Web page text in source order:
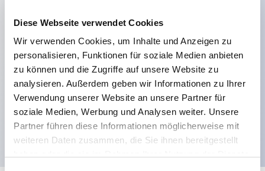
Diese Webseite verwendet Cookies
Wir verwenden Cookies, um Inhalte und Anzeigen zu
personalisieren, Funktionen für soziale Medien anbieten
zu können und die Zugriffe auf unsere Website zu
analysieren. Außerdem geben wir Informationen zu Ihrer
Verwendung unserer Website an unsere Partner für
soziale Medien, Werbung und Analysen weiter. Unsere
Partner führen diese Informationen möglicherweise mit
weiteren Daten zusammen, die Sie ihnen bereitgestellt
Isolierung zwischen den 2 Kontakten).
59,9 mm (※ 22-stufiger Kontaktblock).
Platzsparendes Design möglich.
Sicherheitsstruktur der 3. Generation: 2-Aktions-
Freisetzung, integrierter Schutz, IP20-
Fingerschutzstruktur